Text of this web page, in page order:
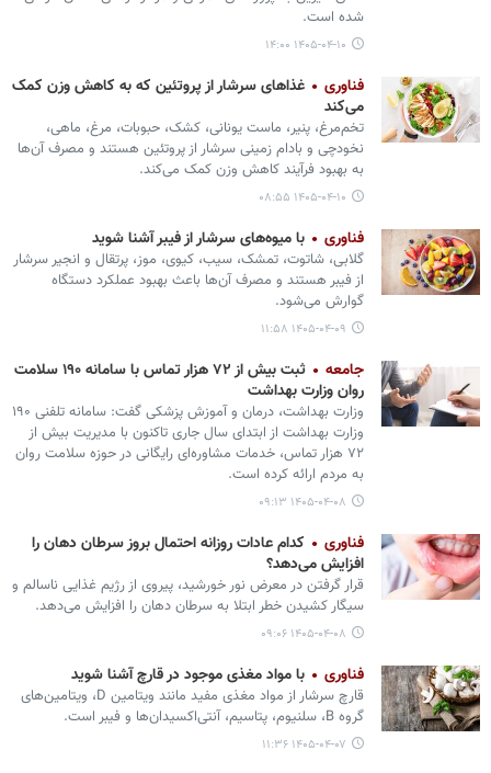
شده است.
۱۴۰۵-۰۴-۱۰ ۱۴:۰۰
فناوری
غذاهای سرشار از پروتئین که به کاهش وزن کمک
می‌کند
تخم‌مرغ، پنیر، ماست یونانی، کشک، حبوبات، مرغ، ماهی،
نخودچی و بادام زمینی سرشار از پروتئین هستند و مصرف آن‌ها
به بهبود فرآیند کاهش وزن کمک می‌کند.
۱۴۰۵-۰۴-۱۰ ۰۸:۵۵
فناوری با میوه‌های سرشار از فیبر آشنا شوید
گلابی، شاتوت، تمشک، سیب، کیوی، موز، پرتقال و انجیر سرشار
از فیبر هستند و مصرف آن‌ها باعث بهبود عملکرد دستگاه
گوارش می‏‌شود.
۱۴۰۵-۰۴-۰۹ ۱۱:۵۸
جامعه
ثبت بیش از ۷۲ هزار تماس با سامانه ۱۹۰ سلامت
روان وزارت بهداشت
وزارت بهداشت، درمان و آموزش پزشکی گفت: سامانه تلفنی ۱۹۰
وزارت بهداشت از ابتدای سال جاری تاکنون با مدیریت بیش از
۷۲ هزار تماس، خدمات مشاوره‌ای رایگانی در حوزه سلامت روان
به مردم ارائه کرده است.
۱۴۰۵-۰۴-۰۸ ۰۹:۱۳
فناوری
کدام عادات روزانه احتمال بروز سرطان دهان را
افزایش می‌دهد؟
قرار گرفتن در معرض نور خورشید، پیروی از رژیم غذایی ناسالم و
سیگار کشیدن خطر ابتلا به سرطان دهان را افزایش می‌دهد.
۱۴۰۵-۰۴-۰۸ ۰۹:۰۶
فناوری با مواد مغذی موجود در قارچ آشنا شوید
قارچ سرشار از مواد مغذی مفید مانند ویتامین D، ویتامین‌های
گروه B، سلنیوم، پتاسیم، آنتی‌اکسیدان‌ها و فیبر است.
۱۴۰۵-۰۴-۰۷ ۱۱:۳۶